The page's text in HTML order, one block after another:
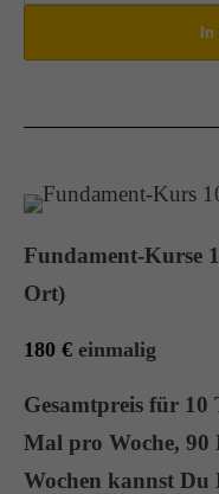
Fundament-Kurse
Ort)
180 € einmalig
Gesamtpreis für 10
Mal pro Woche,
Wochen kannst Du